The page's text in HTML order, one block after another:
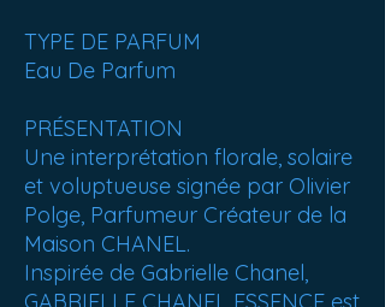
TYPE DE PARFUM
Eau De Parfum
PRÉSENTATION
Une interprétation florale, solaire
et voluptueuse signée par Olivier
Polge, Parfumeur Créateur de la
Maison CHANEL.
Inspirée de Gabrielle Chanel,